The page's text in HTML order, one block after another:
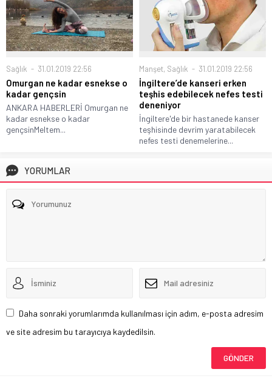
Sağlık 31.01.2019 22:56
Omurgan ne kadar esnekse o
kadar gençsin
ANKARA HABERLERİ Omurgan ne
kadar esnekse o kadar
gençsinMeltem...
Manşet, Sağlık 31.01.2019 22:56
İngiltere’de kanseri erken
teşhis edebilecek nefes testi
deneniyor
İngiltere'de bir hastanede kanser
teşhisinde devrim yaratabilecek
nefes testi denemelerine...
YORUMLAR
Daha sonraki yorumlarımda kullanılması için adım, e-posta adresim
ve site adresim bu tarayıcıya kaydedilsin.